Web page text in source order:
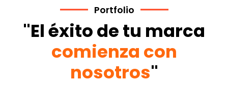
Portfolio
"El éxito de tu marca
comienza con
nosotros"